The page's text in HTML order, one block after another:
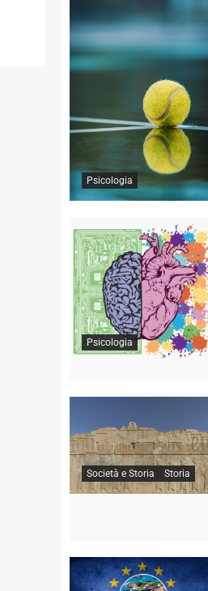
Psicologia
Psicologia
Società e Storia Storia